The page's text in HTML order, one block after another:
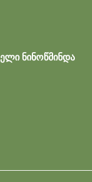
ნინოწმინდა